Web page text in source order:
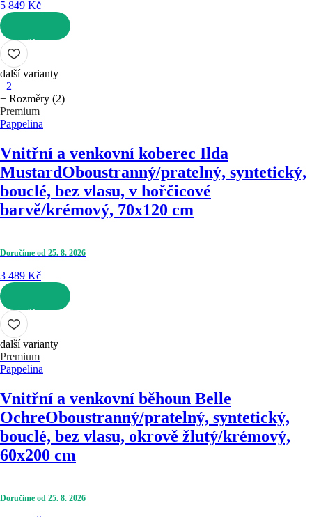
5 849 Kč
DO KOŠÍKU
další varianty
+2
+ Rozměry (2)
Premium
Pappelina
Vnitřní a venkovní koberec Ilda
MustardOboustranný/pratelný, syntetický,
bouclé, bez vlasu, v hořčicové
barvě/krémový, 70x120 cm
Doručíme od 25. 8. 2026
3 489 Kč
DO KOŠÍKU
další varianty
Premium
Pappelina
Vnitřní a venkovní běhoun Belle
OchreOboustranný/pratelný, syntetický,
bouclé, bez vlasu, okrově žlutý/krémový,
60x200 cm
Doručíme od 25. 8. 2026